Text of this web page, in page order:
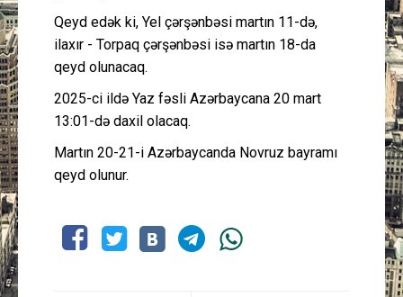
Qeyd edək ki, Yel çərşənbəsi martın 11-də,
ilaxır - Torpaq çərşənbəsi isə martın 18-da
qeyd olunacaq.
2025-ci ildə Yaz fəsli Azərbaycana 20 mart
13:01-də daxil olacaq.
Martın 20-21-i Azərbaycanda Novruz bayramı
qeyd olunur.